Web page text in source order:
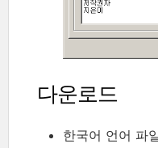
다운로드
한국어 언어 파